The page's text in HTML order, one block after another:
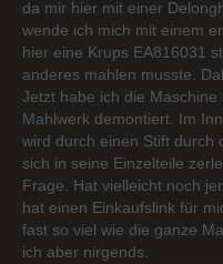
da mir hier mit einer
wende ich mich mit einem
hier eine Krups EA816031
anderes mahlen musste.
Jetzt habe ich die
Mahlwerk demontiert. Im
wird durch einen Stift durch
sich in seine Einzelteile
Frage. Hat vielleicht noch
hat einen Einkaufslink für
fast so viel wie die ganze
ich aber nirgends.